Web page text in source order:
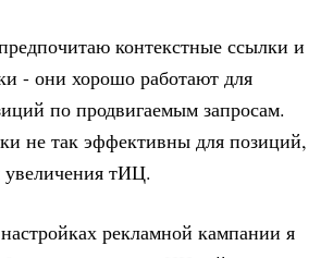
контекстные ссылки и
- они хорошо работают для
по продвигаемым запросам.
не так эффективны для позиций,
тИЦ.
рекламной кампании я